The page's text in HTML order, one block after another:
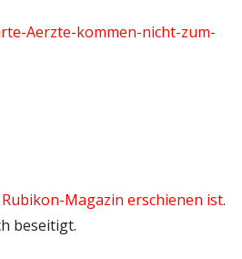
Aerzte-kommen-nicht-zum-
Magazin erschienen ist.
beseitigt.